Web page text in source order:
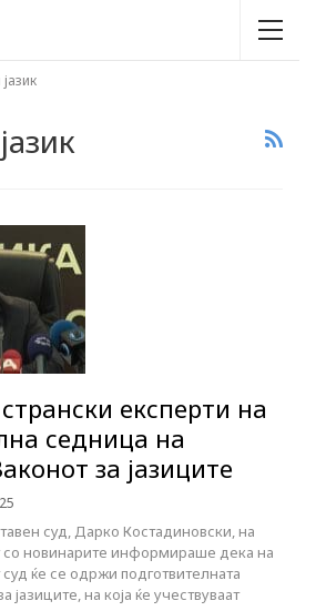
експерти на
седница на
за јазиците
суд, Дарко Костадиновски, на
новинарите информираше дека на
ќе се одржи подготвителната
јазиците, на која ќе учествуваат